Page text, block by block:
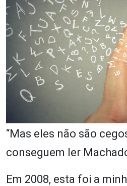
“Mas eles não são
conseguem ler
Em 2008, esta foi a